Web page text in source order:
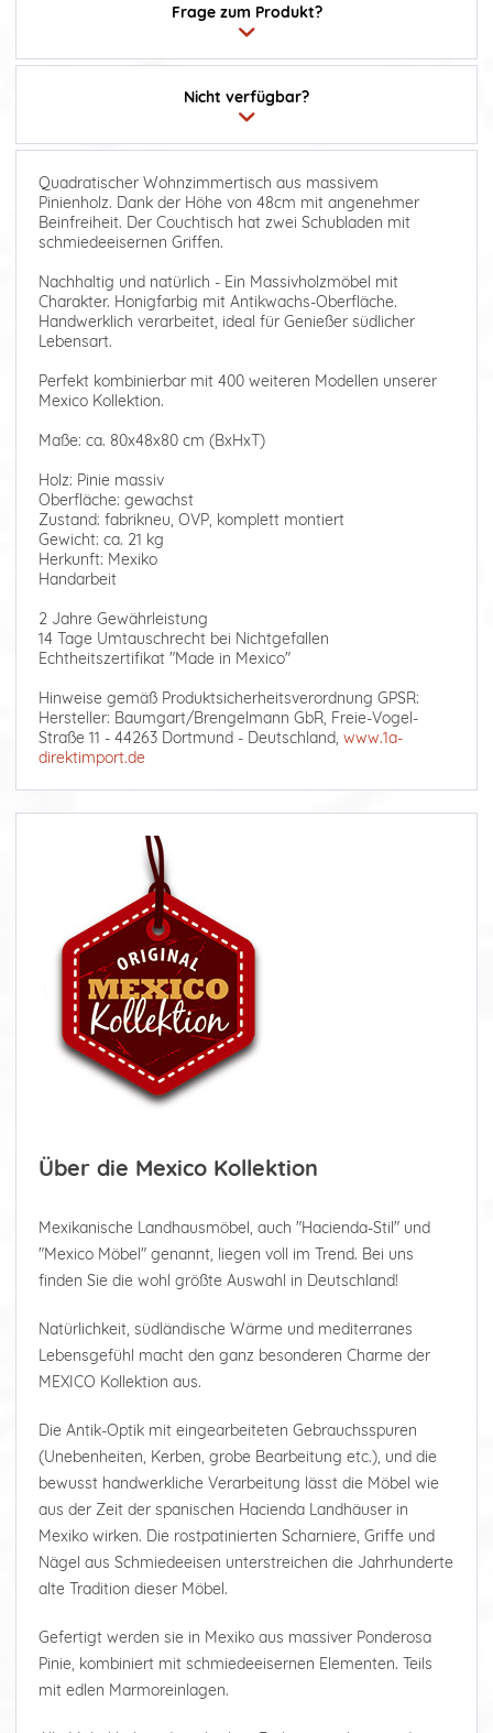
Frage zum Produkt?
Nicht verfügbar?
Quadratischer Wohnzimmertisch aus massivem
Pinienholz. Dank der Höhe von 48cm mit angenehmer
Beinfreiheit. Der Couchtisch hat zwei Schubladen mit
schmiedeeisernen Griffen.
Nachhaltig und natürlich - Ein Massivholzmöbel mit
Charakter. Honigfarbig mit Antikwachs-Oberfläche.
Handwerklich verarbeitet, ideal für Genießer südlicher
Lebensart.
Perfekt kombinierbar mit 400 weiteren Modellen unserer
Mexico Kollektion.
Maße: ca. 80x48x80 cm (BxHxT)
Holz: Pinie massiv
Oberfläche: gewachst
Zustand: fabrikneu, OVP, komplett montiert
Gewicht: ca. 21 kg
Herkunft: Mexiko
Handarbeit
2 Jahre Gewährleistung
14 Tage Umtauschrecht bei Nichtgefallen
Echtheitszertifikat "Made in Mexico"
Hinweise gemäß Produktsicherheitsverordnung GPSR:
Hersteller: Baumgart/Brengelmann GbR, Freie-Vogel-
Straße 11 - 44263 Dortmund - Deutschland, www.1a-
direktimport.de
Über die Mexico Kollektion
Mexikanische Landhausmöbel, auch "Hacienda-Stil" und
"Mexico Möbel" genannt, liegen voll im Trend. Bei uns
finden Sie die wohl größte Auswahl in Deutschland!
Natürlichkeit, südländische Wärme und mediterranes
Lebensgefühl macht den ganz besonderen Charme der
MEXICO Kollektion aus.
Die Antik-Optik mit eingearbeiteten Gebrauchsspuren
(Unebenheiten, Kerben, grobe Bearbeitung etc.), und die
bewusst handwerkliche Verarbeitung lässt die Möbel wie
aus der Zeit der spanischen Hacienda Landhäuser in
Mexiko wirken. Die rostpatinierten Scharniere, Griffe und
Nägel aus Schmiedeeisen unterstreichen die Jahrhunderte
alte Tradition dieser Möbel.
Gefertigt werden sie in Mexiko aus massiver Ponderosa
Pinie, kombiniert mit schmiedeeisernen Elementen. Teils
mit edlen Marmoreinlagen.